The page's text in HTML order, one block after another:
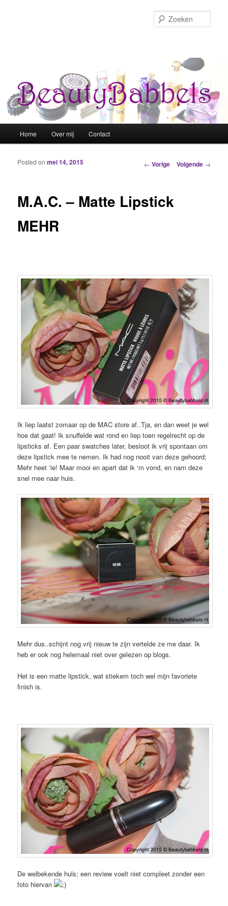
Spring naar de primaire inhoud
Spring naar de secundaire inhoud
Home Over mij Contact
Berichtnavigatie
← Vorige Volgende →
M.A.C. – Matte Lipstick
MEHR
Posted onmei 14, 2015
Ik liep laatst zomaar op de MAC store af..Tja, en dan weet je wel
hoe dat gaat! Ik snuffelde wat rond en liep toen regelrecht op de
lipsticks af. Een paar swatches later, besloot ik vrij spontaan om
deze lipstick mee te nemen. Ik had nog nooit van deze gehoord;
Mehr heet ‘ie! Maar mooi en apart dat ik ‘m vond, en nam deze
snel mee naar huis.
Mehr dus..schijnt nog vrij nieuw te zijn vertelde ze me daar. Ik
heb er ook nog helemaal niet over gelezen op blogs.
Het is een matte lipstick, wat stiekem toch wel mijn favoriete
finish is.
De welbekende huls; een review voelt niet compleet zonder een
foto hiervan